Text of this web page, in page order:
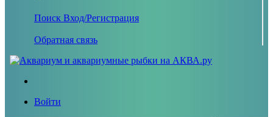
Поиск Вход/Регистрация
Обратная связь
Войти